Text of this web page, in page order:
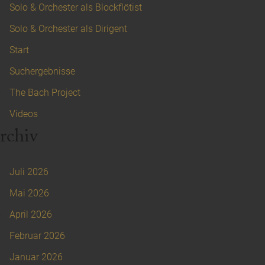
Solo & Orchester als Blockflötist
Solo & Orchester als Dirigent
Start
Suchergebnisse
The Bach Project
Videos
Juli 2026
Mai 2026
April 2026
Februar 2026
Januar 2026